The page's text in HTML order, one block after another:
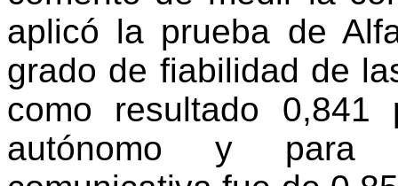
aplicó la prueba de
grado de fiabilidad de
como
resultado 0,841
autónomo y para